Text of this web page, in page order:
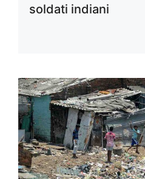
soldati indiani